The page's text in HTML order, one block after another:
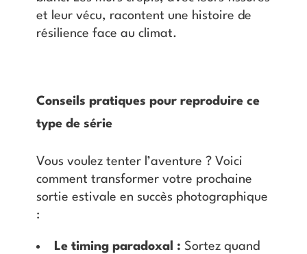
et leur vécu, racontent une histoire de
résilience face au climat.
Conseils pratiques pour reproduire ce
type de série
Vous voulez tenter l’aventure ? Voici
comment transformer votre prochaine
sortie estivale en succès photographique
:
Le timing paradoxal : Sortez quand